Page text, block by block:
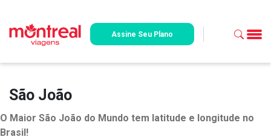
Assine Seu Plano
São João
O Maior São João do Mundo tem latitude e longitude no
Brasil!